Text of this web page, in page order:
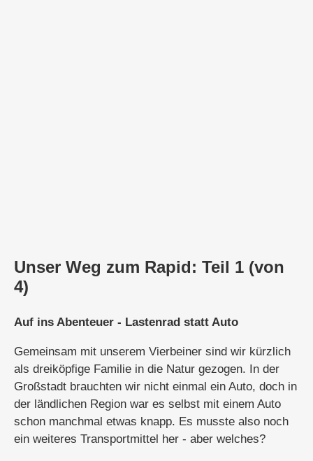
Unser Weg zum Rapid: Teil 1 (von
4)
Auf ins Abenteuer - Lastenrad statt Auto
Gemeinsam mit unserem Vierbeiner sind wir kürzlich
als dreiköpfige Familie in die Natur gezogen. In der
Großstadt brauchten wir nicht einmal ein Auto, doch in
der ländlichen Region war es selbst mit einem Auto
schon manchmal etwas knapp. Es musste also noch
ein weiteres Transportmittel her - aber welches?